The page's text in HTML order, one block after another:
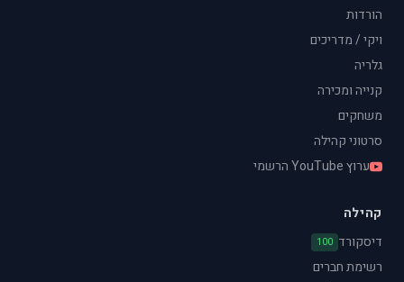
הורדות
ויקי / מדריכים
גלריה
קנייה ומכירה
משחקים
סרטוני קהילה
ערוץ YouTube הרשמי
קהילה
דיסקורד 100
רשימת חברים